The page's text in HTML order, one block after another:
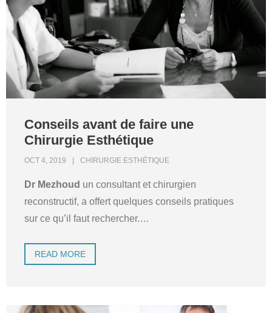
Conseils avant de faire une
Chirurgie Esthétique
OCT 4, 2019 CHIRURGIE ESTHÉTIQUE
Dr Mezhoud un consultant et chirurgien
reconstructif, a offert quelques conseils pratiques
sur ce qu’il faut rechercher.…
READ MORE